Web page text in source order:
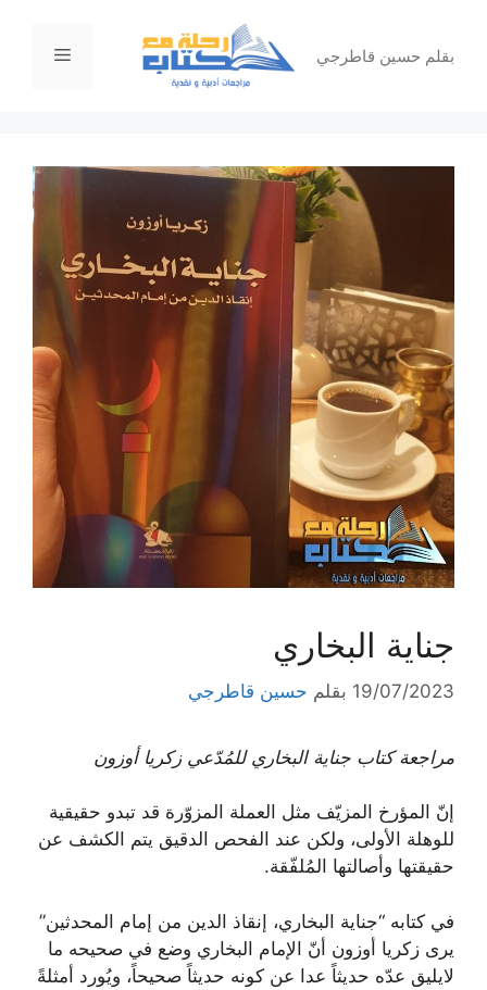
المحتوىبقلم حسين قاطرجي القائمة
جناية البخاري
19/07/2023 بقلم حسين قاطرجي
مراجعة كتاب جناية البخاري للمُدّعي زكريا أوزون
إنّ المؤرخ المزيّف مثل العملة المزوّرة قد تبدو حقيقية
للوهلة الأولى، ولكن عند الفحص الدقيق يتم الكشف عن
حقيقتها وأصالتها المُلفّقة.
في كتابه “جناية البخاري، إنقاذ الدين من إمام المحدثين”
يرى زكريا أوزون أنّ الإمام البخاري وضع في صحيحه ما
لايليق عدّه حديثاً عدا عن كونه حديثاً صحيحاً، ويُورد أمثلةً